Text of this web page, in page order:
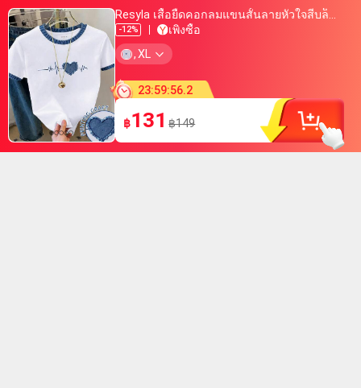
-12%
เพิ่งซื้อ
ราคาถูกที่สุดในรอบ 30 วัน
ใกล้จะขายหมดแล้ว
เพิ่งซื้อ
ราคาถูกที่สุดในรอบ 30 วัน
เพิ่มในตะกร้าแล้วกว่า 800 ชิ้น
, XL
23:59:56.1
฿131 ฿149